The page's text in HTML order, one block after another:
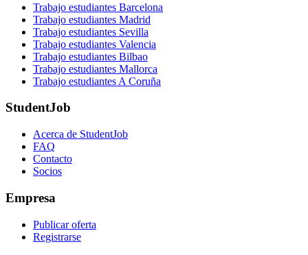
Trabajo estudiantes Barcelona
Trabajo estudiantes Madrid
Trabajo estudiantes Sevilla
Trabajo estudiantes Valencia
Trabajo estudiantes Bilbao
Trabajo estudiantes Mallorca
Trabajo estudiantes A Coruña
StudentJob
Acerca de StudentJob
FAQ
Contacto
Socios
Empresa
Publicar oferta
Registrarse